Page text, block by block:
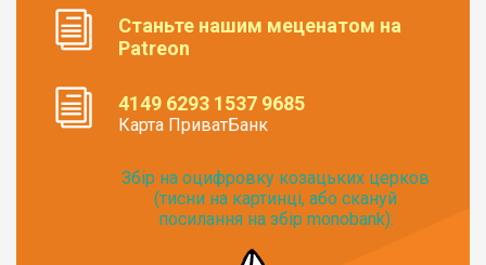
Станьте нашим меценатом на
Patreon
4149 6293 1537 9685
Карта ПриватБанк
Збір на оцифровку козацьких церков
(тисни на картинці, або скануй
посилання на збір monobank):